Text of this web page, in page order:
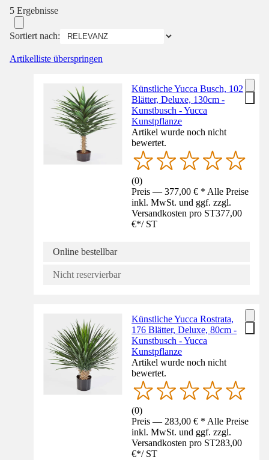
5 Ergebnisse
Sortiert nach:
Artikelliste überspringen
Künstliche Yucca Busch, 102
Blätter, Deluxe, 130cm -
Kunstbusch - Yucca
Kunstpflanze
Artikel wurde noch nicht
bewertet.
(0)
Preis — 377,00 € * Alle Preise
inkl. MwSt. und ggf. zzgl.
Versandkosten pro ST377,00
€*/ ST
Online bestellbar
Nicht reservierbar
Künstliche Yucca Rostrata,
176 Blätter, Deluxe, 80cm -
Kunstbusch - Yucca
Kunstpflanze
Artikel wurde noch nicht
bewertet.
(0)
Preis — 283,00 € * Alle Preise
inkl. MwSt. und ggf. zzgl.
Versandkosten pro ST283,00
€*/ ST